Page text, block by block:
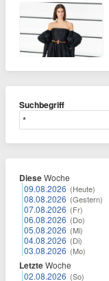
Suchbegriff
DieseWoche
09.08.2026 (Heute)
08.08.2026 (Gestern)
07.08.2026 (Fr)
06.08.2026 (Do)
05.08.2026 (Mi)
04.08.2026 (Di)
03.08.2026 (Mo)
LetzteWoche
02.08.2026 (So)